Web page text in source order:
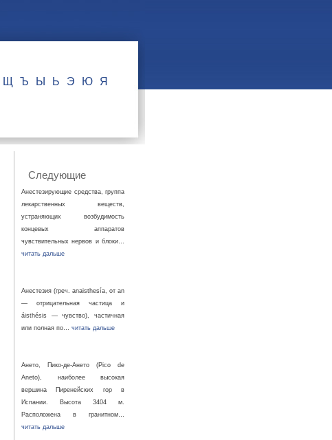
Щ Ъ Ы Ь Э Ю Я
Следующие
Анестезирующие средства, группа
лекарственных веществ,
устраняющих возбудимость
концевых аппаратов
чувствительных нервов и блоки…
читать дальше
Анестезия (греч. anaisthesíа, от an
— отрицательная частица и
áisthésis — чувство), частичная
или полная по… читать дальше
Ането, Пико-де-Ането (Pico de
Aneto), наиболее высокая
вершина Пиренейских гор в
Испании. Высота 3404 м.
Расположена в гранитном…
читать дальше